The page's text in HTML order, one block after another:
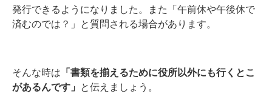
発行できるようになりました。また「午前休や午後休で
済むのでは？」と質問される場合があります。
そんな時は 「書類を揃えるために役所以外にも行くとこ
があるんです」
と伝えましょう。